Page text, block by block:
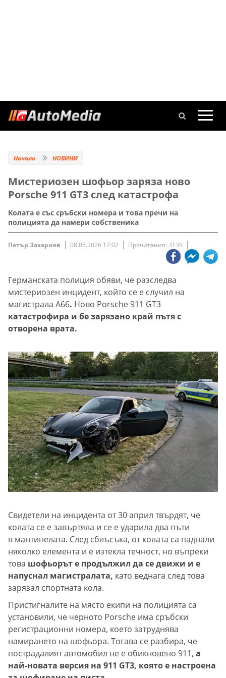
Начало НОВИНИ
Мистериозен шофьор заряза ново
Porsche 911 GT3 след катастрофа
Колата е със сръбски номера и това пречи на
полицията да намери собственика
Петър Захариев 08.05.2026 17:02 Прочитания: 3135
Германската полиция обяви, че разследва
мистериозен инцидент, който се е случил на
магистрала A66. Ново Porsche 911 GT3
катастрофира и бе зарязано край пътя с
отворена врата.
Свидетели на инцидента от 30 април твърдят, че
колата се е завъртяла и се е ударила два пъти
в мантинелата. След сблъсъка, от колата са паднали
няколко елемента и е изтекла течност, но въпреки
това шофьорът е продължил да се движи и е
напуснал магистралата, като веднага след това
зарязал спортната кола.
Пристигналите на място екипи на полицията са
установили, че черното Porsche има сръбски
регистрационни номера, което затруднява
намирането на шофьора. Тогава се разбира, че
пострадалият автомобил не е обикновено 911, а
най-новата версия на 911 GT3, която е настроена